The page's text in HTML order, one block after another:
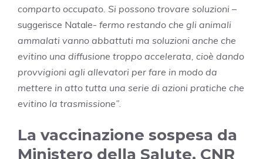
comparto occupato. Si possono trovare soluzioni –
suggerisce Natale- fermo restando che gli animali
ammalati vanno abbattuti ma soluzioni anche che
evitino una diffusione troppo accelerata, cioè dando
provvigioni agli allevatori per fare in modo da
mettere in atto tutta una serie di azioni pratiche che
evitino la trasmissione”.
La vaccinazione sospesa da
Ministero della Salute, CNR